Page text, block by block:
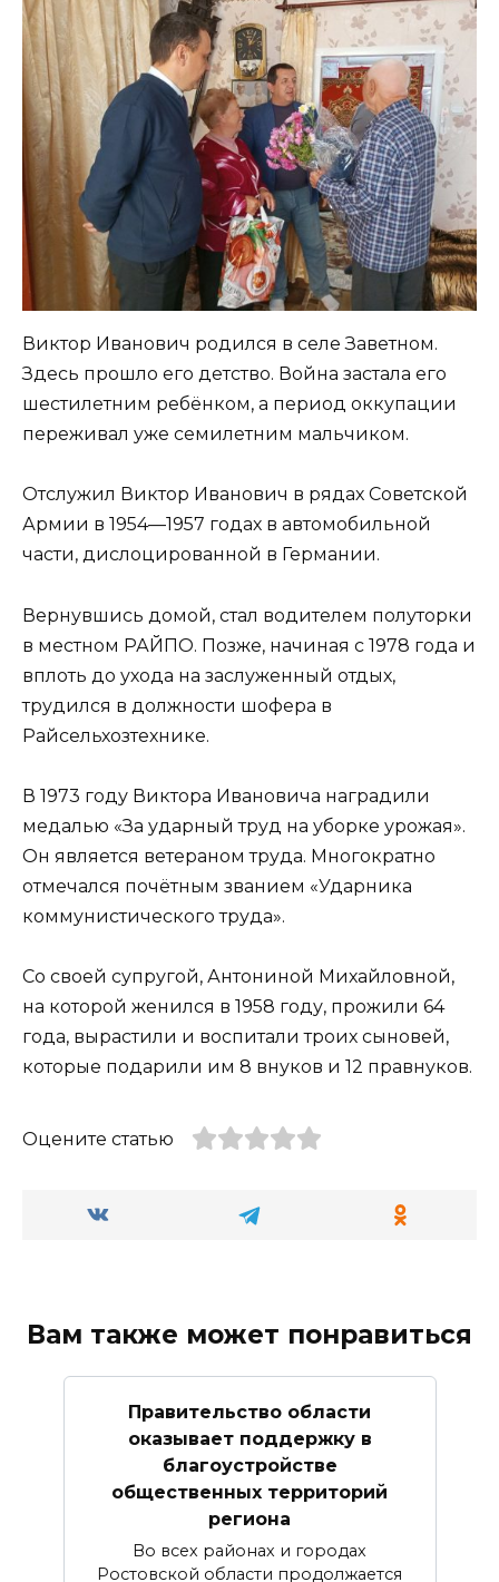
Виктор Иванович родился в селе Заветном.
Здесь прошло его детство. Война застала его
шестилетним ребёнком, а период оккупации
переживал уже семилетним мальчиком.
Отслужил Виктор Иванович в рядах Советской
Армии в 1954—1957 годах в автомобильной
части, дислоцированной в Германии.
Вернувшись домой, стал водителем полуторки
в местном РАЙПО. Позже, начиная с 1978 года и
вплоть до ухода на заслуженный отдых,
трудился в должности шофера в
Райсельхозтехнике.
В 1973 году Виктора Ивановича наградили
медалью «За ударный труд на уборке урожая».
Он является ветераном труда. Многократно
отмечался почётным званием «Ударника
коммунистического труда».
Со своей супругой, Антониной Михайловной,
на которой женился в 1958 году, прожили 64
года, вырастили и воспитали троих сыновей,
которые подарили им 8 внуков и 12 правнуков.
Оцените статью
Вам также может понравиться
Правительство области
оказывает поддержку в
благоустройстве
общественных территорий
региона
Во всех районах и городах
Ростовской области продолжается